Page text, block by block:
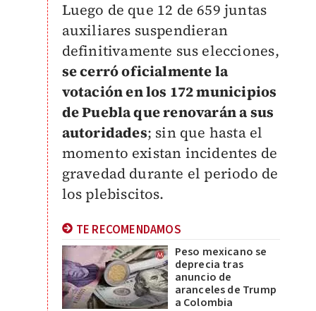
Luego de que 12 de 659 juntas
auxiliares suspendieran
definitivamente sus elecciones,
se cerró oficialmente la
votación en los 172 municipios
de Puebla que renovarán a sus
autoridades; sin que hasta el
momento existan incidentes de
gravedad durante el periodo de
los plebiscitos.
TE RECOMENDAMOS
Peso mexicano se
deprecia tras
anuncio de
aranceles de Trump
a Colombia